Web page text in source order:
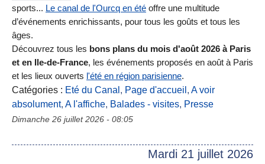
sports... Le canal de l'Ourcq en été offre une multitude
d’événements enrichissants, pour tous les goûts et tous les
âges.
Découvrez tous les bons plans du mois d'août 2026 à Paris
et en Ile-de-France, les événements proposés en août à Paris
et les lieux ouverts l'été en région parisienne.
Catégories : Eté du Canal , Page d'accueil , A voir
absolument, A l'affiche, Balades - visites, Presse
Dimanche 26 juillet 2026 - 08:05
Mardi 21 juillet 2026